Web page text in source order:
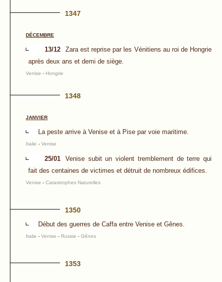
1347
DÉCEMBRE
13/12
Zara est reprise par les Vénitiens au roi de Hongrie
après deux ans et demi de siège.
Venise - Hongrie
1348
JANVIER
La peste arrive à Venise et à Pise par voie maritime.
Italie - Venise
25/01
Venise subit un violent tremblement de terre qui
fait des centaines de victimes et détruit de nombreux édifices.
Venise - Catastrophes Naturelles
1350
Début des guerres de Caffa entre Venise et Gênes.
Italie - Venise - Russie - Gênes
1353